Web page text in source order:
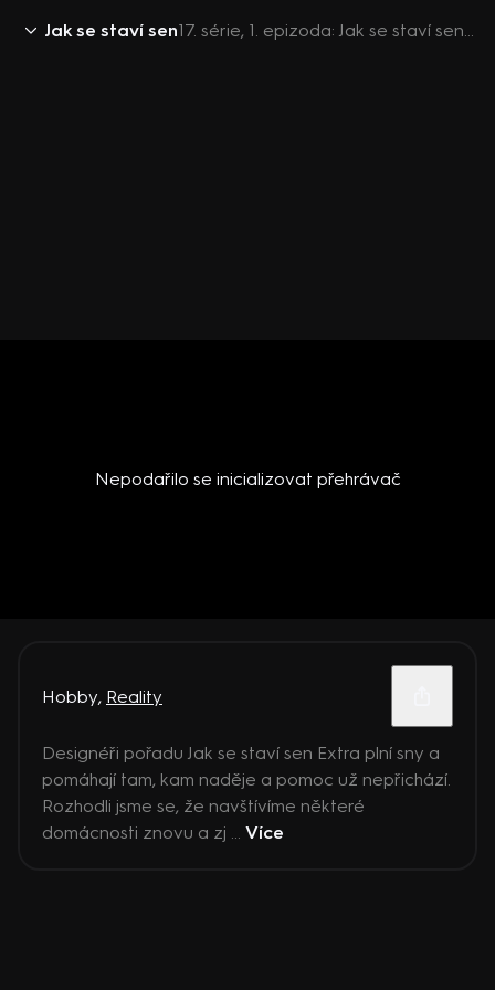
Jak se staví sen 17. série, 1. epizoda: Jak se staví sen 2018 (1)
Nepodařilo se inicializovat přehrávač
Hobby, Reality
Designéři pořadu Jak se staví sen Extra plní sny a
pomáhají tam, kam naděje a pomoc už nepřichází.
Rozhodli jsme se, že navštívíme některé
domácnosti znovu a zj ... Více